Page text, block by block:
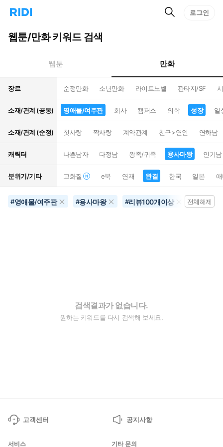
리
홈
으
턴
트
검
로그인
웹툰/만화 키워드 검색
웹툰 만화
장르 순정만화 소년만화 라이트노벨 판타지/SF
소재/관계 (공통) 영애물/여주판 회사 캠퍼스 의학 성장 일
소재/관계 (순정) 첫사랑 짝사랑 계약관계 친구>연인 연하남
캐릭터 나쁜남자 다정남 왕족/귀족 용사마왕 인기남
분위기/기타 고화질 e북 연재 완결 한국 일본
#영애물/여주판 #용사마왕 #리뷰100개이상 #삼각로
전체해제
검색결과가 없습니다.
원하는 키워드를 다시 검색해 보세요.
고객센터 공지사항
서비스 기타 문의